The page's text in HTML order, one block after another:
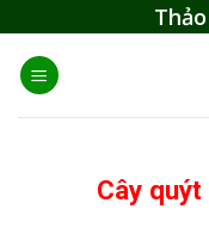
content
Cây